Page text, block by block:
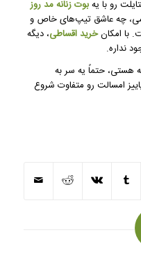
بوت زنانه مد روز
چه عاشق تیپ‌های خاص و
با امکانخرید اقساطی، دیگه
نداره.
هستی، حتماً یه سر به
امسالت رو متفاوت شروع